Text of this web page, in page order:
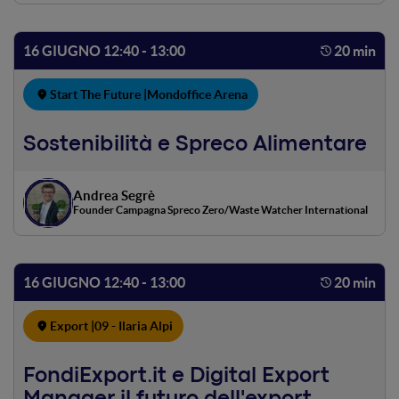
solo un piccolo passo da fare.
16 GIUGNO 12:40 - 13:00 20 min
Start The Future | Mondoffice Arena
Sostenibilità e Spreco Alimentare
Andrea Segrè
Founder Campagna Spreco Zero/Waste Watcher International
16 GIUGNO 12:40 - 13:00 20 min
Export | 09 - Ilaria Alpi
FondiExport.it e Digital Export